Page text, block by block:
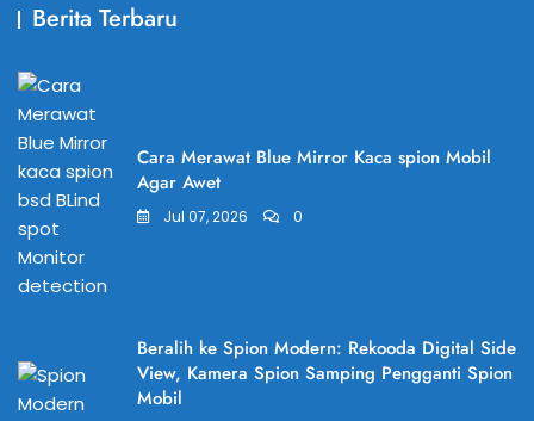
Berita Terbaru
Cara Merawat Blue Mirror Kaca spion Mobil
Agar Awet
Jul 07, 2026 0
Beralih ke Spion Modern: Rekooda Digital Side
View, Kamera Spion Samping Pengganti Spion
Mobil